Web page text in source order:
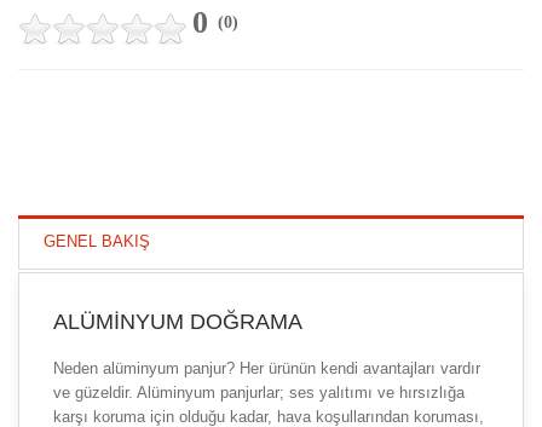
0 (0)
GENEL BAKIŞ
ALÜMINYUM DOĞRAMA
Neden alüminyum panjur? Her ürünün kendi avantajları vardır
ve güzeldir. Alüminyum panjurlar; ses yalıtımı ve hırsızlığa
karşı koruma için olduğu kadar, hava koşullarından koruması,